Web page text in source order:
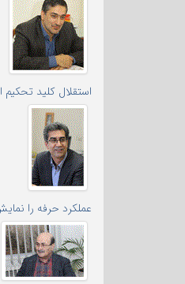
استقلال کلید تحکیم
عملکرد حرفه را